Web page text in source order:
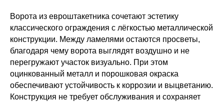
Ворота из евроштакетника сочетают эстетику
классического ограждения с лёгкостью металлической
конструкции. Между ламелями остаются просветы,
благодаря чему ворота выглядят воздушно и не
перегружают участок визуально. При этом
оцинкованный металл и порошковая окраска
обеспечивают устойчивость к коррозии и выцветанию.
Конструкция не требует обслуживания и сохраняет
метр.
—